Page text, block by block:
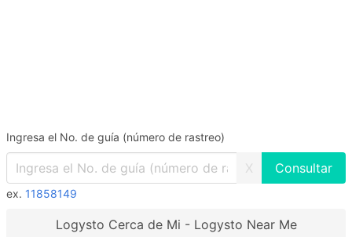
Ingresa el No. de guía (número de rastreo)
X
ex. 11858149
Logysto Cerca de Mi - Logysto Near Me